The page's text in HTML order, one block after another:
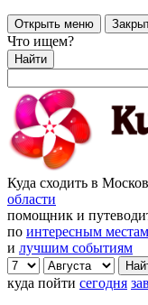
Открыть меню
Что ищем?
Найти
Куда сходить в
области
помощник и
по интересным местам
и лучшим событиям
куда пойти сегодня